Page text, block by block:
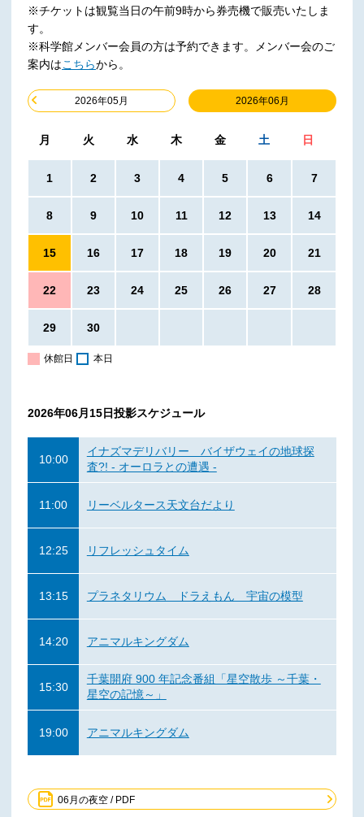
※チケットは観覧当日の午前9時から券売機で販売いたしま
す。
※科学館メンバー会員の方は予約できます。メンバー会のご
案内はこちらから。
2026年05月 2026年06月
月 火 水 木 金 土 日
1 2 3 4 5 6 7
8 9 10 11 12 13 14
15 16 17 18 19 20 21
22 23 24 25 26 27 28
29 30
休館日 本日
2026年06月15日投影スケジュール
10:00
イナズマデリバリー バイザウェイの地球探
査?! - オーロラとの遭遇 -
11:00 リーベルタース天文台だより
12:25 リフレッシュタイム
13:15 プラネタリウム ドラえもん 宇宙の模型
14:20 アニマルキングダム
15:30
千葉開府 900 年記念番組「星空散歩 ～千葉・
星空の記憶～」
19:00 アニマルキングダム
06月の夜空 / PDF